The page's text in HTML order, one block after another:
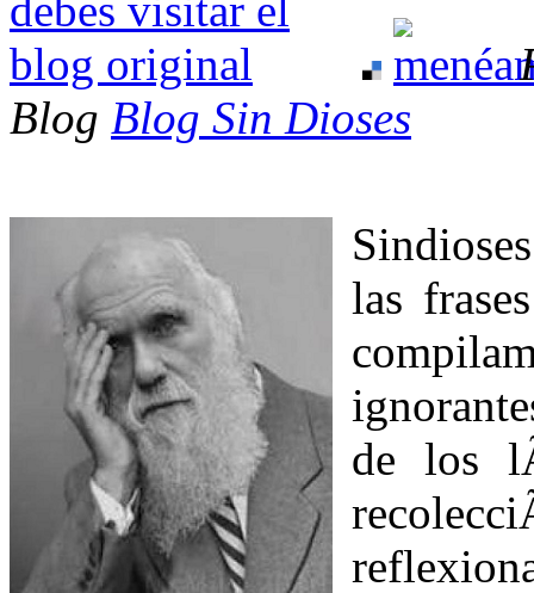
Blog Blog Sin Dioses
las
de los